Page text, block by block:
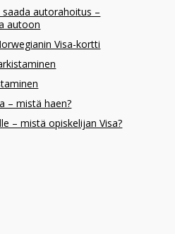
saada autorahoitus –
autoon
Visa-kortti
– mistä haen?
– mistä opiskelijan Visa?